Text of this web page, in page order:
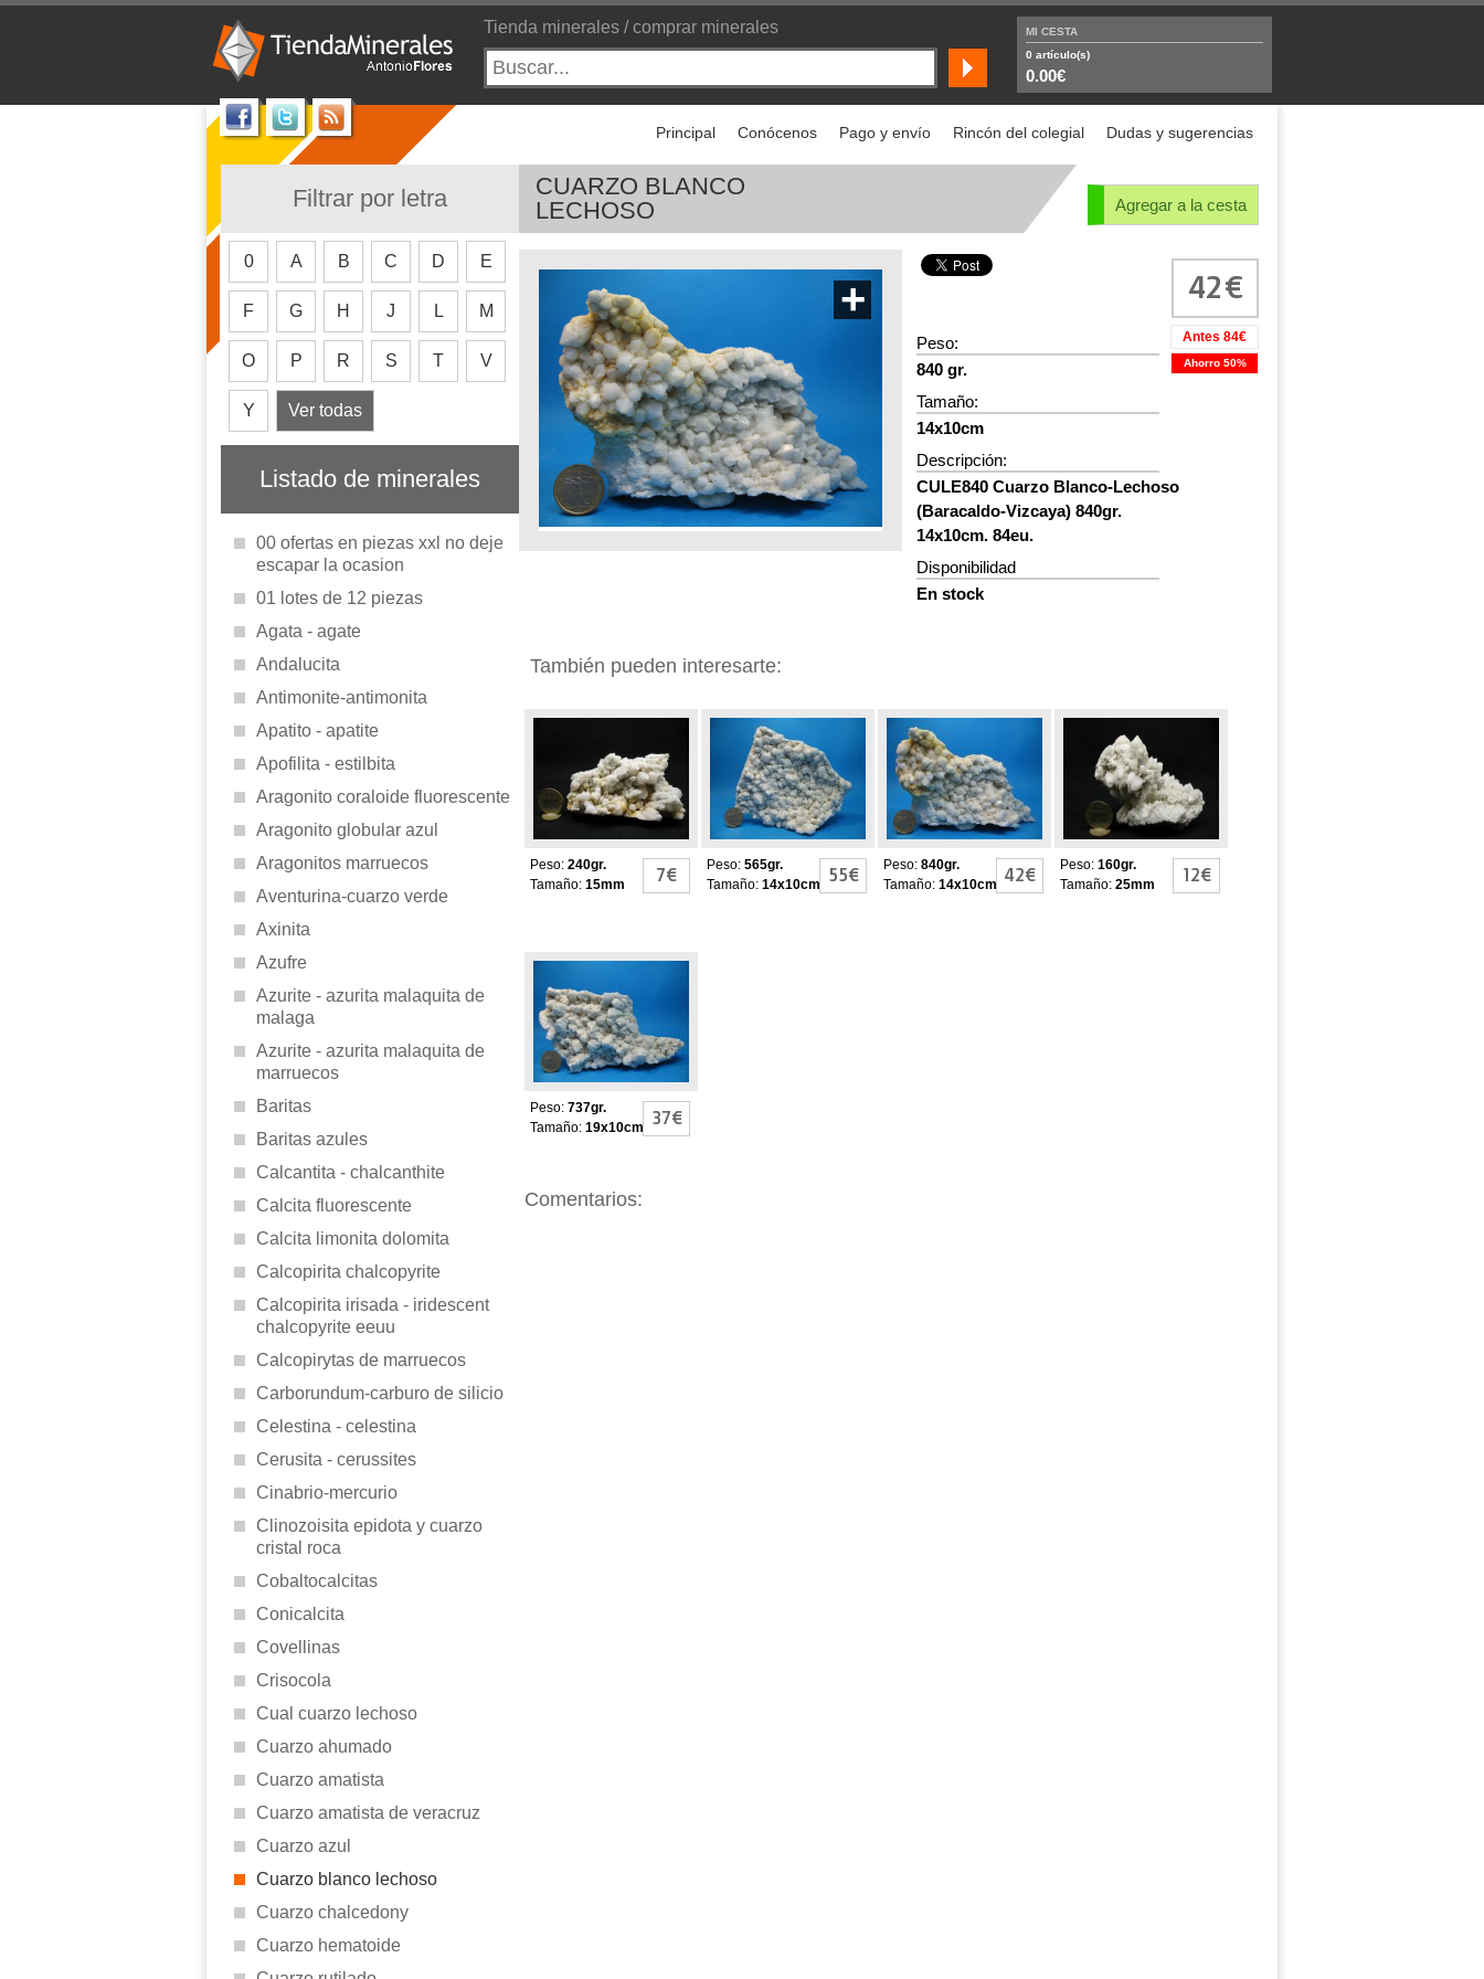
Tienda minerales / comprar minerales
MI CESTA
0 artículo(s)
0.00€
Principal Conócenos Pago y envío Rincón del colegial Dudas y sugerencias
CUARZO BLANCO
LECHOSO
Agregar a la cesta
+ 42
Antes 84€
Ahorro 50%
Peso:
840 gr.
Tamaño:
14x10cm
Descripción:
CULE840 Cuarzo Blanco-Lechoso
(Baracaldo-Vizcaya) 840gr.
14x10cm. 84eu.
Disponibilidad
En stock
También pueden interesarte:
LECHOSO
Peso: 240gr.
Tamaño: 15mm 7€
CUARZO BLANCO
LECHOSO
Peso: 565gr.
Tamaño: 14x10cm 55€
CUARZO BLANCO
LECHOSO
Peso: 840gr.
Tamaño: 14x10cm 42€
CUARZO BLANCO
LECHOSO
Peso: 160gr.
Tamaño: 25mm 12€
LECHOSO
Peso: 737gr.
Tamaño: 19x10cm 37€
Comentarios:
Filtrar por letra
0 A B C D E
F G H J L M
O P R S T V
Y Ver todas
Listado de minerales
00 ofertas en piezas xxl no deje
escapar la ocasion
01 lotes de 12 piezas
Agata - agate
Andalucita
Antimonite-antimonita
Apatito - apatite
Apofilita - estilbita
Aragonito coraloide fluorescente
Aragonito globular azul
Aragonitos marruecos
Aventurina-cuarzo verde
Axinita
Azufre
Azurite - azurita malaquita de
malaga
Azurite - azurita malaquita de
marruecos
Baritas
Baritas azules
Calcantita - chalcanthite
Calcita fluorescente
Calcita limonita dolomita
Calcopirita chalcopyrite
Calcopirita irisada - iridescent
chalcopyrite eeuu
Calcopirytas de marruecos
Carborundum-carburo de silicio
Celestina - celestina
Cerusita - cerussites
Cinabrio-mercurio
Clinozoisita epidota y cuarzo
cristal roca
Cobaltocalcitas
Conicalcita
Covellinas
Crisocola
Cual cuarzo lechoso
Cuarzo ahumado
Cuarzo amatista
Cuarzo amatista de veracruz
Cuarzo azul
Cuarzo blanco lechoso
Cuarzo chalcedony
Cuarzo hematoide